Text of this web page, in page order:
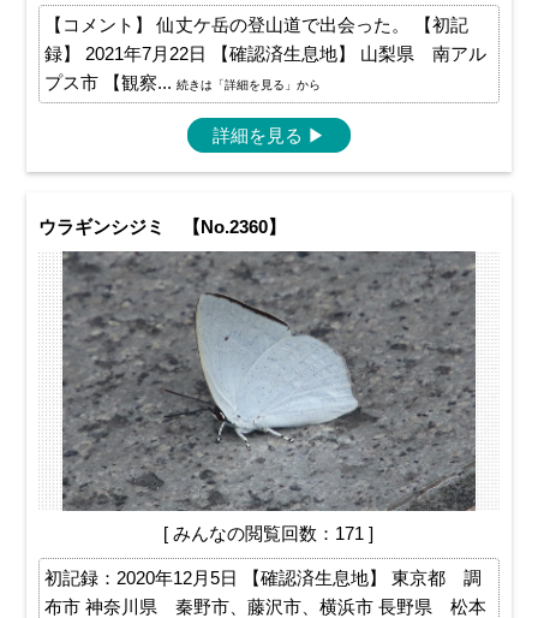
【コメント】 仙丈ケ岳の登山道で出会った。 【初記
録】 2021年7月22日 【確認済生息地】 山梨県 南アル
プス市 【観察... 続きは「詳細を見る」から
詳細を見る ▶
ウラギンシジミ 【No.2360】
[ みんなの閲覧回数：171 ]
初記録：2020年12月5日 【確認済生息地】 東京都 調
布市 神奈川県 秦野市、藤沢市、横浜市 長野県 松本